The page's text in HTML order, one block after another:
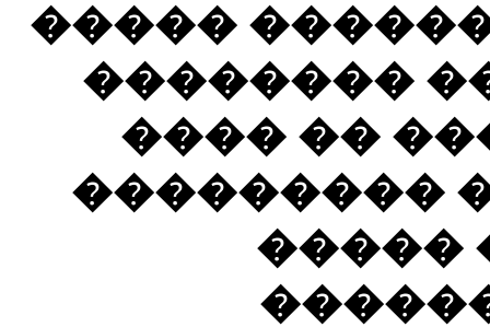
�����
��������
���� ��
���������
�����